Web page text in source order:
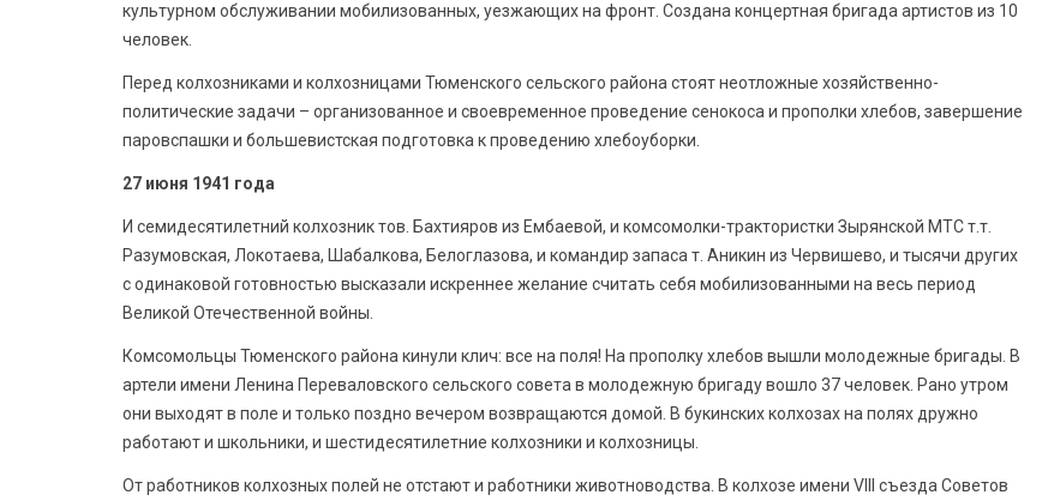
культурном обслуживании мобилизованных, уезжающих на фронт. Создана концертная бригада артистов из 10
человек.
Перед колхозниками и колхозницами Тюменского сельского района стоят неотложные хозяйственно-
политические задачи – организованное и своевременное проведение сенокоса и прополки хлебов, завершение
паровспашки и большевистская подготовка к проведению хлебоуборки.
27 июня 1941 года
И семидесятилетний колхозник тов. Бахтияров из Ембаевой, и комсомолки-трактористки Зырянской МТС т.т.
Разумовская, Локотаева, Шабалкова, Белоглазова, и командир запаса т. Аникин из Червишево, и тысячи других
с одинаковой готовностью высказали искреннее желание считать себя мобилизованными на весь период
Великой Отечественной войны.
Комсомольцы Тюменского района кинули клич: все на поля! На прополку хлебов вышли молодежные бригады. В
артели имени Ленина Переваловского сельского совета в молодежную бригаду вошло 37 человек. Рано утром
они выходят в поле и только поздно вечером возвращаются домой. В букинских колхозах на полях дружно
работают и школьники, и шестидесятилетние колхозники и колхозницы.
От работников колхозных полей не отстают и работники животноводства. В колхозе имени VIII съезда Советов